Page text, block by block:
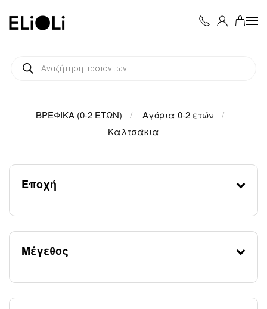
Skip to main content
Products
search
ΒΡΕΦΙΚΑ (0-2 ΕΤΩΝ)
Αγόρια 0-2 ετών
Καλτσάκια
Εποχή
Μέγεθος